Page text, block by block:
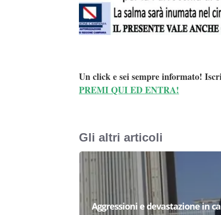
Un click e sei sempre informato!
PREMI QUI ED ENTRA!
Gli altri articoli
Aggressioni e devastazione in